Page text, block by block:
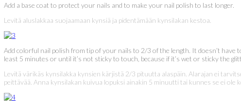
Add a base coat to protect your nails and to make your nail polish to last longer.
Levitä aluslakkaa suojaamaan kynsiä ja pidentämään kynsilakan kestoa.
Add colorful nail polish from tip of your nails to 2/3 of the length. It doesn’t
least 5 minutes or until it’s not sticky to touch, because if it’s wet or sticky the
Levitä värikäs kynsilakka kynsien kärjistä 2/3 pituutta alaspäin. Alarajan ei
peittävää. Anna kynsilakan kuivua lopuksi ainakin 5 minuutti tai kunnes se ei